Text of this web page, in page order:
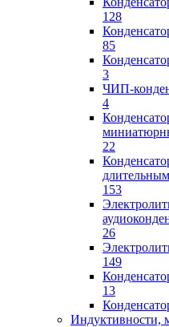
128
85
3
ЧИП-
4
22
153
26
149
13
Индуктивности,